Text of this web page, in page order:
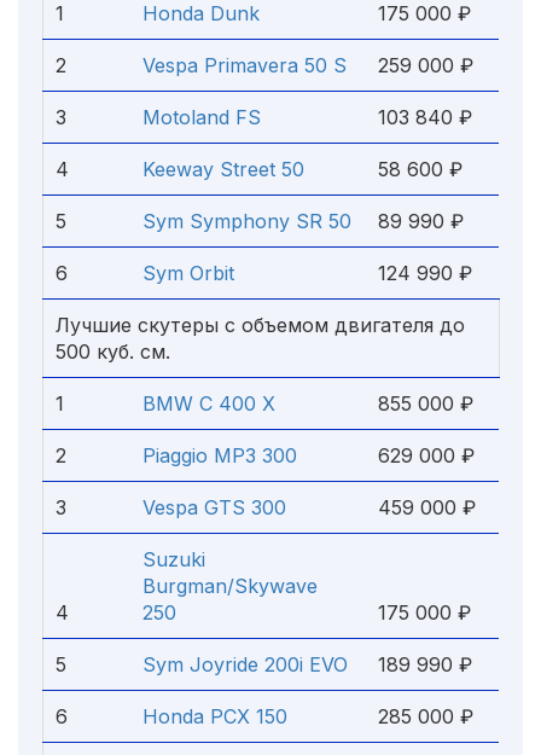
1 Honda Dunk 175 000 ₽
2 Vespa Primavera 50 S 259 000 ₽
3 Motoland FS 103 840 ₽
4 Keeway Street 50 58 600 ₽
5 Sym Symphony SR 50 89 990 ₽
6 Sym Orbit 124 990 ₽
Лучшие скутеры с объемом двигателя до
500 куб. см.
1 BMW C 400 X 855 000 ₽
2 Piaggio MP3 300 629 000 ₽
3 Vespa GTS 300 459 000 ₽
4
Suzuki
Burgman/Skywave
250
175 000 ₽
5 Sym Joyride 200i EVO 189 990 ₽
6 Honda PCX 150 285 000 ₽